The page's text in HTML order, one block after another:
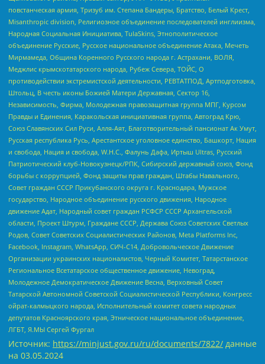
повстанческая армия, Тризуб им. Степана Бандеры, Братство, Белый Крест,
Misanthropic division, Религиозное объединение последователей инглиизма,
Народная Социальная Инициатива, TulaSkins, Этнополитическое
объединение Русские, Русское национальное объединение Атака, Мечеть
Мирмамеда, Община Коренного Русского народа г. Астрахани, ВОЛЯ,
Меджлис крымскотатарского народа, Рубеж Севера, ТОЙС, О
противодействии экстремистской деятельности, РЕВТАТПОД, Артподготовка,
Штольц, В честь иконы Божией Матери Державная, Сектор 16,
Независимость, Фирма, Молодежная правозащитная группа МПГ, Курсом
Правды и Единения, Каракольская инициативная группа, Автоград Крю,
Союз Славянских Сил Руси, Алля-Аят, Благотворительный пансионат Ак Умут,
Русская республика Русь, Арестантское уголовное единство, Башкорт, Нация
и свобода, Нация и свобода, W.H.С., Фалунь Дафа, Иртыш Ultras, Русский
Патриотический клуб-Новокузнецк/РПК, Сибирский державный союз, Фонд
борьбы с коррупцией, Фонд защиты прав граждан, Штабы Навального,
Совет граждан СССР Прикубанского округа г. Краснодара, Мужское
государство, Народное объединение русского движения, Народное
движение Адат, Народный совет граждан РСФСР СССР Архангельской
области, Проект Штурм, Граждане СССР, Держава Союз Советских Светлых
Родов, Совет Советских Социалистических Районов, Meta Platforms Inc,
Facebook, Instagram, WhatsApp, СИЧ-С14, Добровольческое Движение
Организации украинских националистов, Черный Комитет, Татарстанское
Региональное Всетатарское общественное движение, Невоград,
Молодежное Демократическое Движение Весна, Верховный Совет
Татарской Автономной Советской Социалистической Республики, Конгресс
ойрат-калмыцкого народа, Исполнительный комитет совета народных
депутатов Красноярского края, Этническое национальное объединение,
ЛГБТ, Я.МЫ Сергей Фургал
Источник: https://minjust.gov.ru/ru/documents/7822/ данные
на 03.05.2024